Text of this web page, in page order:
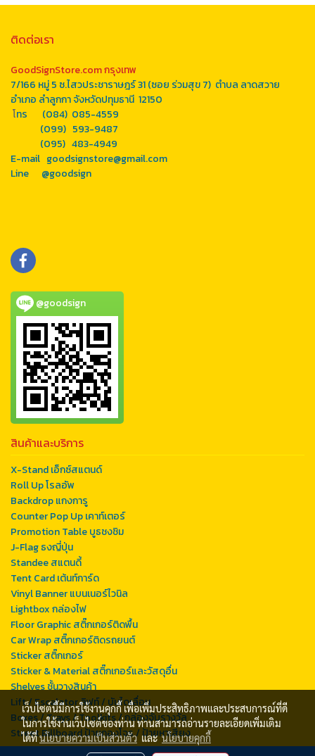
ติดต่อเรา
GoodSignStore.com กรุงเทพ
7/166 หมู่ 5 ซ.ไสวประชาราษฎร์ 31 (ซอย ร่วมสุข 7) ตำบล ลาดสวาย
อำเภอ ลำลูกกา จังหวัดปทุมธานี 12150
โทร (084) 085-4559
(099) 593-9487
(095) 483-4949
E-mail goodsignstore@gmail.com
Line @goodsign
@goodsign
สินค้าและบริการ
X-Stand เอ็กซ์สแตนด์
Roll Up โรลอัพ
Backdrop แกงการู
Counter Pop Up เคาท์เตอร์
Promotion Table บูธชงชิม
J-Flag ธงญี่ปุ่น
Standee สแตนดี้
Tent Card เต้นท์การ์ด
Vinyl Banner แบนเนอร์ไวนิล
Lightbox กล่องไฟ
Floor Graphic สติ๊กเกอร์ติดพื้น
Car Wrap สติ๊กเกอร์ติดรถยนต์
Sticker สติ๊กเกอร์
Sticker & Material สติ๊กเกอร์และวัสดุอื่น
Shelves ชั้นวางสินค้า
Lift / Escalator ลิฟท์ / บันไดเลื่อน
Boxes / Trays / Toolkits / กล่องจับรางวัล
Street Billboard ป้ายกองโจร / ป้ายหาเสียง
เว็บไซต์นี้มีการใช้งานคุกกี้ เพื่อเพิ่มประสิทธิภาพและประสบการณ์ที่ดี
ในการใช้งานเว็บไซต์ของท่าน ท่านสามารถอ่านรายละเอียดเพิ่มเติม
ได้ที่นโยบายความเป็นส่วนตัวและนโยบายคุกกี้